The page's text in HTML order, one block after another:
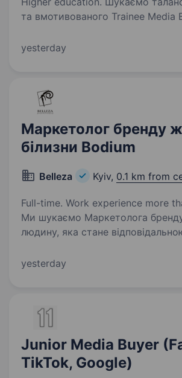
та вмотивованого Trainee Media
Якщо Ви володієте аналітичним
yesterday
Маркетолог бренду
білизни Bodium
Belleza Kyiv, 0.1 km from
Full-time. Work experience more
Ми шукаємо Маркетолога
людину, яка стане
впливати на його зростання.
yesterday
Junior Media Buyer
TikTok, Google)